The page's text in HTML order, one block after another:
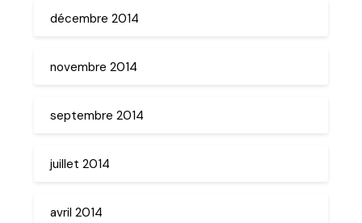
décembre 2014
novembre 2014
septembre 2014
juillet 2014
avril 2014